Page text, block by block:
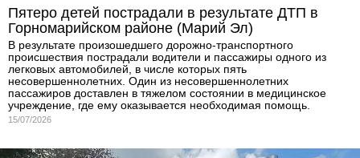
Пятеро детей пострадали в результате ДТП в
Горномарийском районе (Марий Эл)
В результате произошедшего дорожно-транспортного
происшествия пострадали водители и пассажиры одного из
легковых автомобилей, в числе которых пять
несовершеннолетних. Один из несовершеннолетних
пассажиров доставлен в тяжелом состоянии в медицинское
учреждение, где ему оказывается необходимая помощь.
15/07/2026